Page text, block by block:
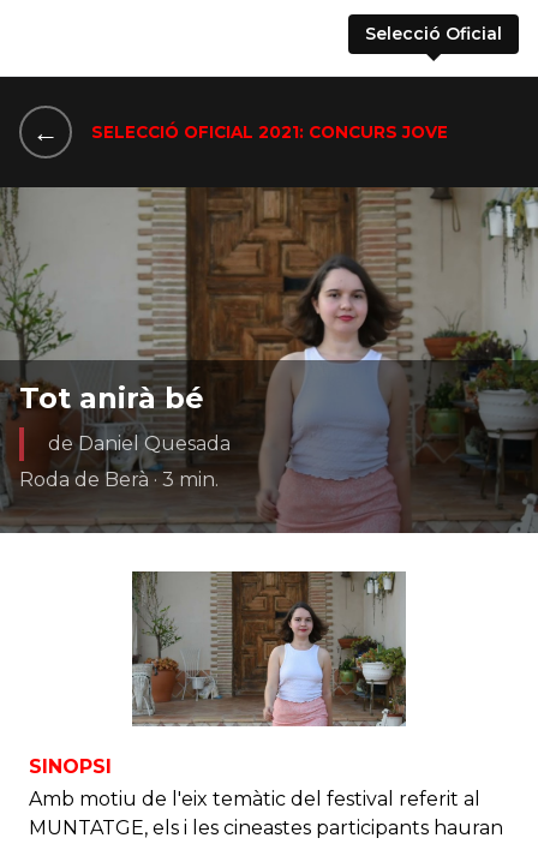
Selecció Oficial
← SELECCIÓ OFICIAL 2021: CONCURS JOVE
Tot anirà bé
de Daniel Quesada
Roda de Berà · 3 min.
SINOPSI
Amb motiu de l'eix temàtic del festival referit al
MUNTATGE, els i les cineastes participants hauran